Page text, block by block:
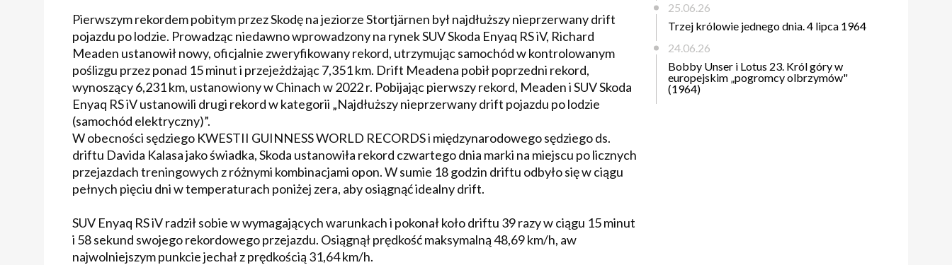
Pierwszym rekordem pobitym przez Skodę na jeziorze Stortjärnen był najdłuższy nieprzerwany drift
pojazdu po lodzie. Prowadząc niedawno wprowadzony na rynek SUV Skoda Enyaq RS iV, Richard
Meaden ustanowił nowy, oficjalnie zweryfikowany rekord, utrzymując samochód w kontrolowanym
poślizgu przez ponad 15 minut i przejeżdżając 7,351 km. Drift Meadena pobił poprzedni rekord,
wynoszący 6,231 km, ustanowiony w Chinach w 2022 r. Pobijając pierwszy rekord, Meaden i SUV Skoda
Enyaq RS iV ustanowili drugi rekord w kategorii „Najdłuższy nieprzerwany drift pojazdu po lodzie
(samochód elektryczny)”.
W obecności sędziego KWESTII GUINNESS WORLD RECORDS i międzynarodowego sędziego ds.
driftu Davida Kalasa jako świadka, Skoda ustanowiła rekord czwartego dnia marki na miejscu po licznych
przejazdach treningowych z różnymi kombinacjami opon. W sumie 18 godzin driftu odbyło się w ciągu
pełnych pięciu dni w temperaturach poniżej zera, aby osiągnąć idealny drift.
SUV Enyaq RS iV radził sobie w wymagających warunkach i pokonał koło driftu 39 razy w ciągu 15 minut
i 58 sekund swojego rekordowego przejazdu. Osiągnął prędkość maksymalną 48,69 km/h, aw
najwolniejszym punkcie jechał z prędkością 31,64 km/h.
25.06.26
Trzej królowie jednego dnia. 4 lipca 1964
24.06.26
Bobby Unser i Lotus 23. Król góry w
europejskim „pogromcy olbrzymów"
(1964)